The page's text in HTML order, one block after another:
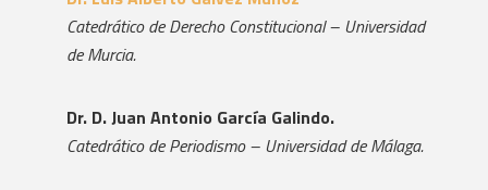
Catedrático de Derecho Constitucional – Universidad
de Murcia.
Dr. D. Juan Antonio García Galindo.
Catedrático de Periodismo – Universidad de Málaga.